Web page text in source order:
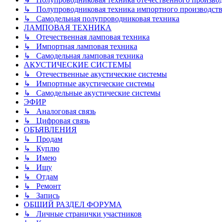
↳ Полупроводниковая техника импортного
↳ Самодельная полупроводниковая техника
ЛАМПОВАЯ ТЕХНИКА
↳ Отечественная ламповая техника
↳ Импортная ламповая техника
↳ Самодельная ламповая техника
АКУСТИЧЕСКИЕ СИСТЕМЫ
↳ Отечественные акустические системы
↳ Импортные акустические системы
↳ Самодельные акустические системы
ЭФИР
↳ Аналоговая связь
↳ Цифровая связь
ОБЪЯВЛЕНИЯ
↳ Продам
↳ Куплю
↳ Имею
↳ Ищу
↳ Отдам
↳ Ремонт
↳ Запись
ОБЩИЙ РАЗДЕЛ ФОРУМА
↳ Личные странички участников